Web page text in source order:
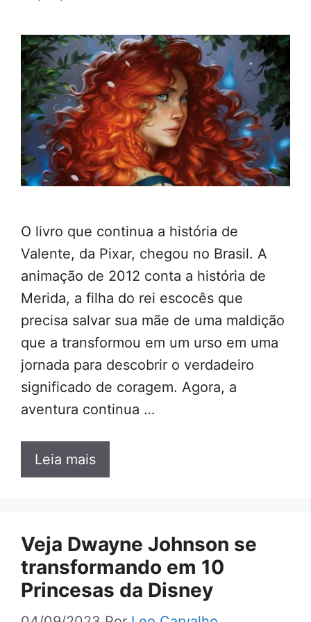
O livro que continua a história de
Valente, da Pixar, chegou no Brasil. A
animação de 2012 conta a história de
Merida, a filha do rei escocês que
precisa salvar sua mãe de uma maldição
que a transformou em um urso em uma
jornada para descobrir o verdadeiro
significado de coragem. Agora, a
aventura continua …
Leia mais
Veja Dwayne Johnson se
transformando em 10
Princesas da Disney